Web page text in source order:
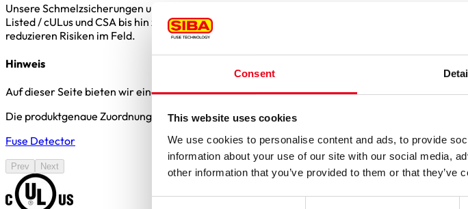
Consent
This website uses cookies
We use cookies to personalise content and ads, to provide
information about your use of our site with our social media,
other information that you’ve provided to them or that
Unsere Schmelzsicherungen und elektrischen Schutzlösungen sind für globale Einsätze
Listed / cULus und CSA bis hin zu RU / cRUus. Damit sichern Sie Projekte nicht nur in Europa,
reduzieren Risiken im Feld.
Hinweis
Auf dieser Seite bieten wir einen allgemeinen Überblick über die Zulassungen unserer
Die produktgenaue Zuordnung finden Sie komfortabel und schnell im Fuse Detector.
Fuse Detector
Prev Next